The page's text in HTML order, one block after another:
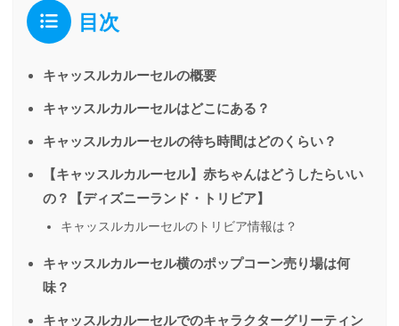
目次
キャッスルカルーセルの概要
キャッスルカルーセルはどこにある？
キャッスルカルーセルの待ち時間はどのくらい？
【キャッスルカルーセル】赤ちゃんはどうしたらいい
の？【ディズニーランド・トリビア】
キャッスルカルーセルのトリビア情報は？
キャッスルカルーセル横のポップコーン売り場は何
味？
キャッスルカルーセルでのキャラクターグリーティン